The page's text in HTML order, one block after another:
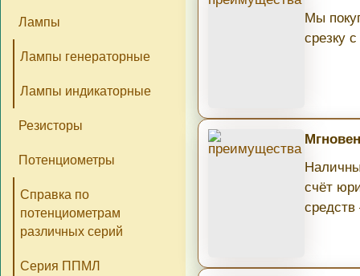
Мы
срезку
счёт
Лампы
Лампы генераторные
Лампы индикаторные
Резисторы
Потенциометры
Справка по
потенциометрам
различных серий
Серия ППМЛ